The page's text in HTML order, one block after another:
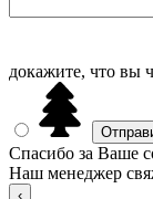
докажите, что вы
Спасибо за Ваше
Наш менеджер